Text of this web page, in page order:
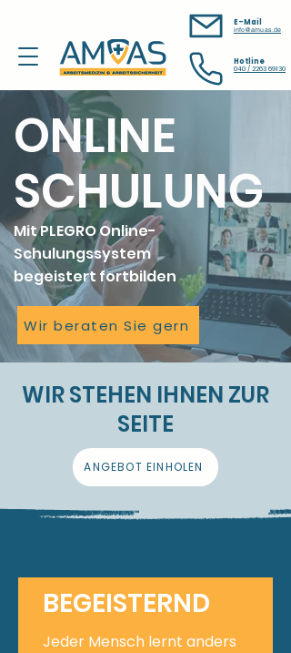
E-Mail
info@amuas.de
Hotline
040 / 2263 69130
ONLINE
SCHULUNG
Mit PLEGRO Online-
Schulungssystem
begeistert fortbilden
Wir beraten Sie gern
WIR STEHEN IHNEN ZUR
SEITE
ANGEBOT EINHOLEN
BEGEISTERND
Jeder Mensch lernt anders